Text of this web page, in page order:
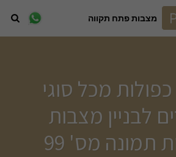
מצבות פתח תקווה
מכל סוגי
לבניין מצבות
תמונה מס' 99